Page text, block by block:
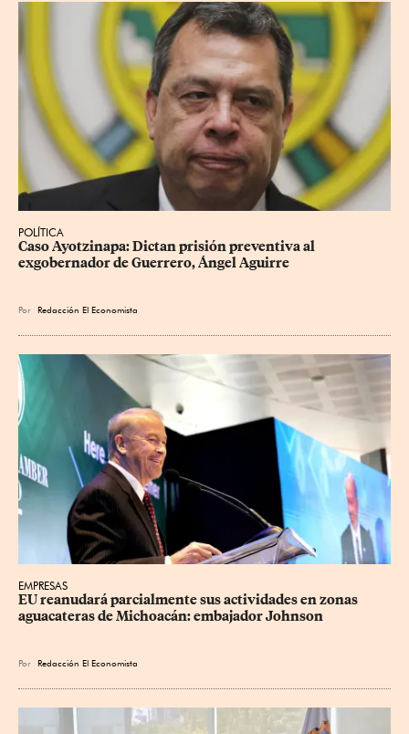
POLÍTICA
Caso Ayotzinapa: Dictan prisión preventiva al
exgobernador de Guerrero, Ángel Aguirre
Por Redacción El Economista
EMPRESAS
EU reanudará parcialmente sus actividades en zonas
aguacateras de Michoacán: embajador Johnson
Por Redacción El Economista